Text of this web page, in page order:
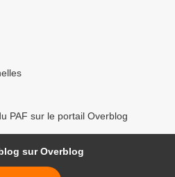
PAF sur le portail Overblog
sur Overblog